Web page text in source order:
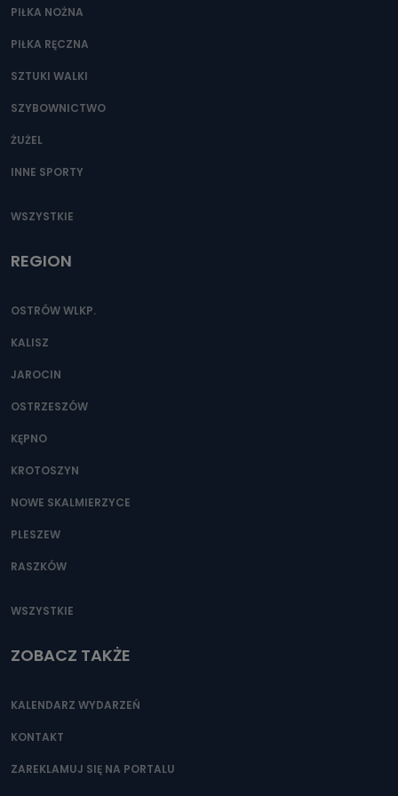
PIŁKA NOŻNA
PIŁKA RĘCZNA
SZTUKI WALKI
SZYBOWNICTWO
ŻUŻEL
INNE SPORTY
WSZYSTKIE
REGION
OSTRÓW WLKP.
KALISZ
JAROCIN
OSTRZESZÓW
KĘPNO
KROTOSZYN
NOWE SKALMIERZYCE
PLESZEW
RASZKÓW
WSZYSTKIE
ZOBACZ TAKŻE
KALENDARZ WYDARZEŃ
KONTAKT
ZAREKLAMUJ SIĘ NA PORTALU